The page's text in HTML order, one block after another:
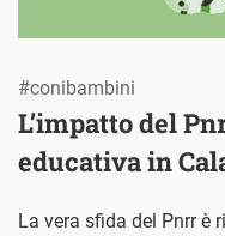
L’impatto del
educativa in
#conibambini
La vera sfida del Pnrr è